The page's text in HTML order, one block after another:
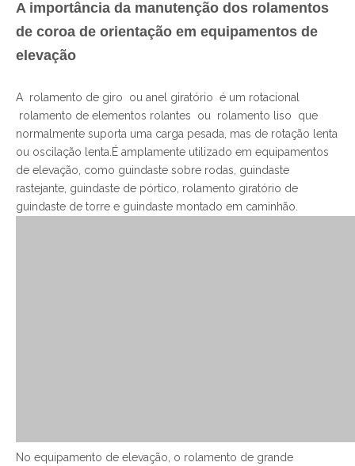
A importância da manutenção dos rolamentos
de coroa de orientação em equipamentos de
elevação
A rolamento de giro ou anel giratório é um rotacional
rolamento de elementos rolantes ou rolamento liso que
normalmente suporta uma carga pesada, mas de rotação lenta
ou oscilação lenta.É amplamente utilizado em equipamentos
de elevação, como guindaste sobre rodas, guindaste
rastejante, guindaste de pórtico, rolamento giratório de
guindaste de torre e guindaste montado em caminhão.
No equipamento de elevação, o rolamento de grande